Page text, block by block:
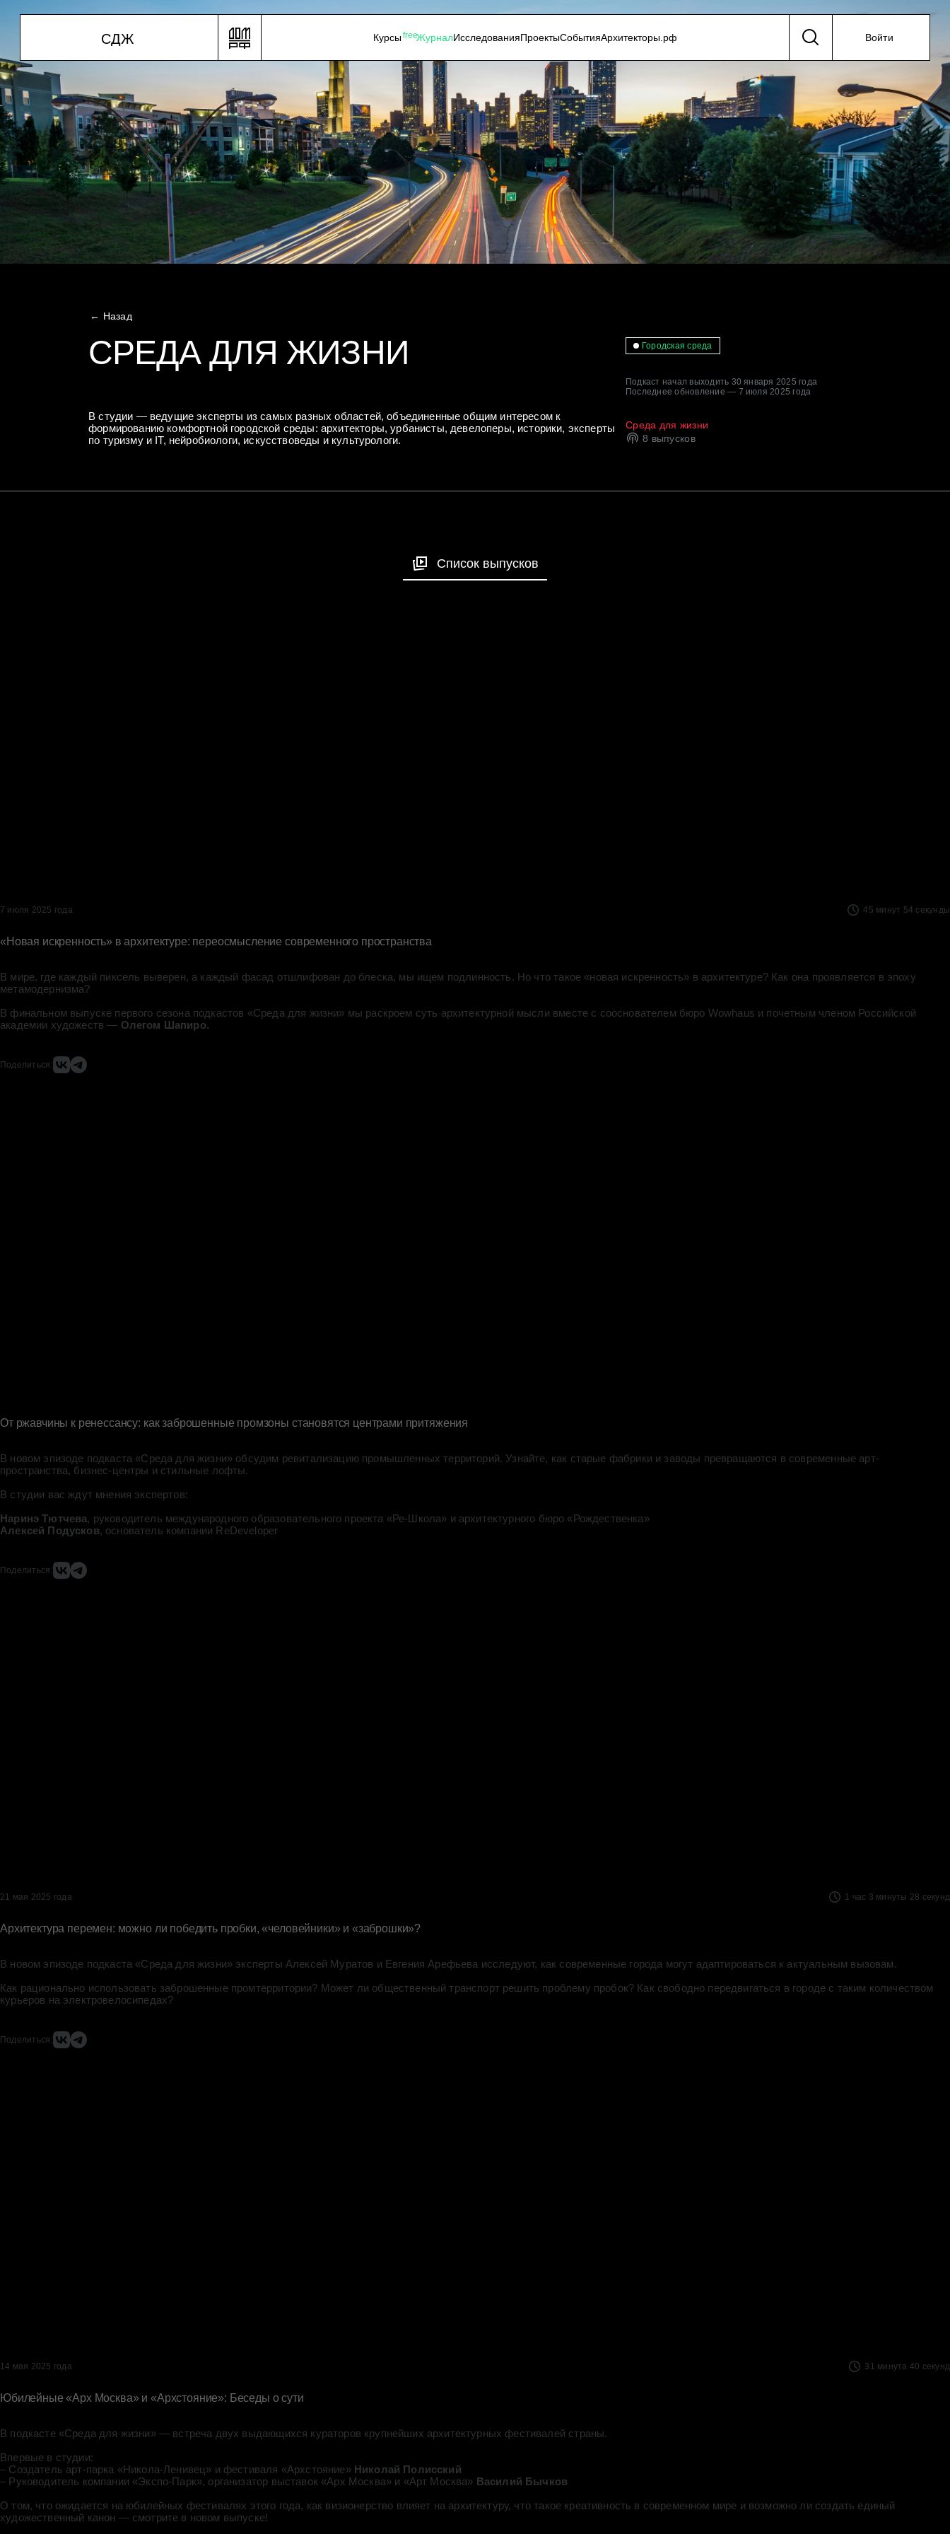
СДЖ КурсыfreeЖурналИсследованияПроектыСобытияАрхитекторы.рф Войти
← Назад
СРЕДА ДЛЯ ЖИЗНИ
В студии — ведущие эксперты из самых разных областей, объединенные общим интересом к
формированию комфортной городской среды: архитекторы, урбанисты, девелоперы, историки, эксперты
по туризму и IT, нейробиологи, искусствоведы и культурологи.
Городская среда
Подкаст начал выходить 30 января 2025 года
Последнее обновление — 7 июля 2025 года
Среда для жизни
8 выпусков
Список выпусков
7 июля 2025 года 45 минут 54 секунды
«Новая искренность» в архитектуре: переосмысление современного пространства
В мире, где каждый пиксель выверен, а каждый фасад отшлифован до блеска, мы ищем подлинность. Но что такое «новая искренность» в архитектуре? Как она проявляется в эпоху
метамодернизма?
В финальном выпуске первого сезона подкастов «Среда для жизни» мы раскроем суть архитектурной мысли вместе с сооснователем бюро Wowhaus и почетным членом Российской
академии художеств — Олегом Шапиро.
Поделиться:
От ржавчины к ренессансу: как заброшенные промзоны становятся центрами притяжения
В новом эпизоде подкаста «Среда для жизни» обсудим ревитализацию промышленных территорий. Узнайте, как старые фабрики и заводы превращаются в современные арт-
пространства, бизнес-центры и стильные лофты.
В студии вас ждут мнения экспертов:
Наринэ Тютчева, руководитель международного образовательного проекта «Ре-Школа» и архитектурного бюро «Рождественка»
Алексей Подусков, основатель компании ReDeveloper
Поделиться:
21 мая 2025 года 1 час 3 минуты 28 секунд
Архитектура перемен: можно ли победить пробки, «человейники» и «заброшки»?
В новом эпизоде подкаста «Среда для жизни» эксперты Алексей Муратов и Евгения Арефьева исследуют, как современные города могут адаптироваться к актуальным вызовам.
Как рационально использовать заброшенные промтерритории? Может ли общественный транспорт решить проблему пробок? Как свободно передвигаться в городе с таким количеством
курьеров на электровелосипедах?
Поделиться:
14 мая 2025 года 31 минута 40 секунд
Юбилейные «Арх Москва» и «Архстояние»: Беседы о сути
В подкасте «Среда для жизни» — встреча двух выдающихся кураторов крупнейших архитектурных фестивалей страны.
Впервые в студии:
– Создатель арт-парка «Никола-Ленивец» и фестиваля «Архстояние» Николай Полисский
– Руководитель компании «Экспо-Парк», организатор выставок «Арх Москва» и «Арт Москва» Василий Бычков
О том, что ожидается на юбилейных фестивалях этого года, как визионерство влияет на архитектуру, что такое креативность в современном мире и возможно ли создать единый
художественный канон — смотрите в новом выпуске!